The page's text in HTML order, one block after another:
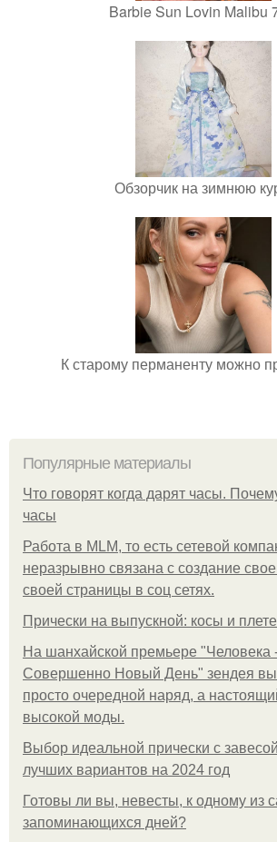
Barbie Sun Lovin Malibu
Обзорчик на зимнюю
К старому перманенту можно
Популярные материалы
Что говорят когда дарят часы.
часы
Работа в MLM, то есть сетевой
неразрывно связана с создание
своей страницы в соц сетях.
Прически на выпускной: косы и
На шанхайской премьере "Человека
Совершенно Новый День" зендея
просто очередной наряд, а
высокой моды.
Выбор идеальной прически с
лучших вариантов на 2024 год
Готовы ли вы, невесты, к одному из
запоминающихся дней?